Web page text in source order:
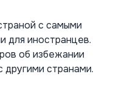
с самыми
для иностранцев.
об избежании
странами.